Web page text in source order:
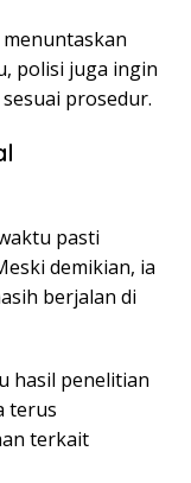
polisi juga ingin
prosedur.
pasti
demikian, ia
berjalan di
hasil penelitian
terus
terkait